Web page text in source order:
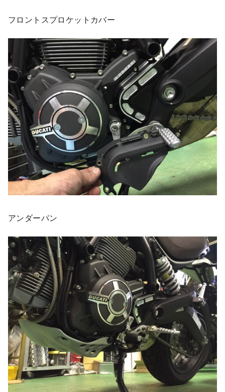
フロントスプロケットカバー
アンダーパン